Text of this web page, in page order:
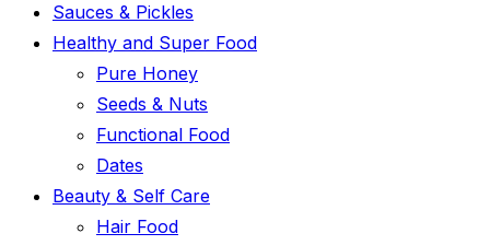
Sauces & Pickles
Healthy and Super Food
Pure Honey
Seeds & Nuts
Functional Food
Dates
Beauty & Self Care
Hair Food